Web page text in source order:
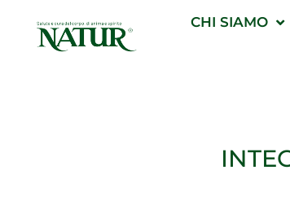
contenuto
CHI SIAMO